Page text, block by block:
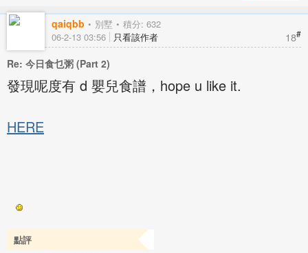
qaiqbb 別墅 積分: 632
18#
06-2-13 03:56 只看該作者
Re: 今日食乜粥 (Part 2)
發現呢度有 d 嬰兒食譜，hope u like it.
HERE
點評